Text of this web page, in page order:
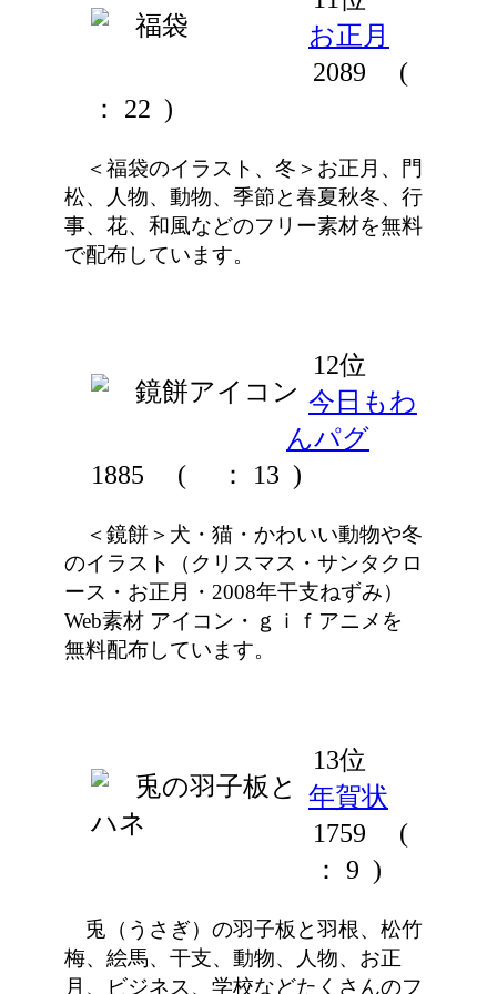
お正月
2089
(
： 22 )
＜福袋のイラスト、冬＞お正月、門
松、人物、動物、季節と春夏秋冬、行
事、花、和風などのフリー素材を無料
で配布しています。
12位
今日もわ
んパグ
1885
( ： 13 )
＜鏡餅＞犬・猫・かわいい動物や冬
のイラスト（クリスマス・サンタクロ
ース・お正月・2008年干支ねずみ）
Web素材 アイコン・ｇｉｆアニメを
無料配布しています。
13位
年賀状
1759
(
： 9 )
兎（うさぎ）の羽子板と羽根、松竹
梅、絵馬、干支、動物、人物、お正
月、ビジネス、学校などたくさんのフ